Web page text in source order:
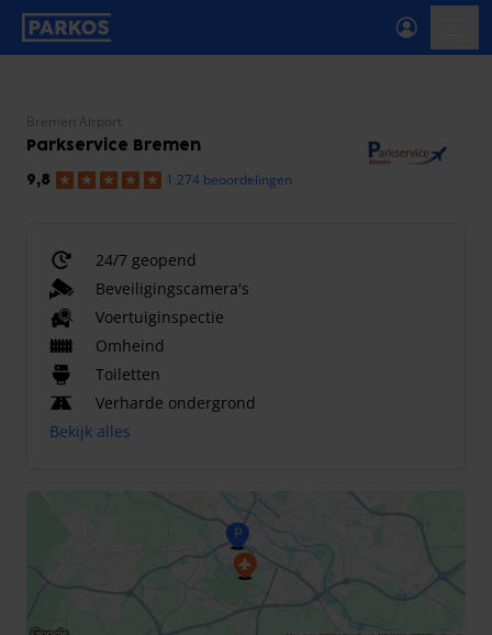
label-voor-primaire-navigatie
Bremen Airport
Parkservice Bremen
9,8 1.274 beoordelingen
24/7 geopend
Beveiligingscamera's
Voertuiginspectie
Omheind
Toiletten
Verharde ondergrond
Bekijk alles